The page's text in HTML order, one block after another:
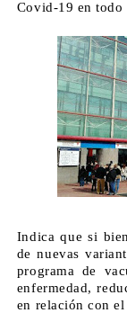
Covid-19 en todo
Indica que si
de nuevas
programa de
enfermedad,
en relación con